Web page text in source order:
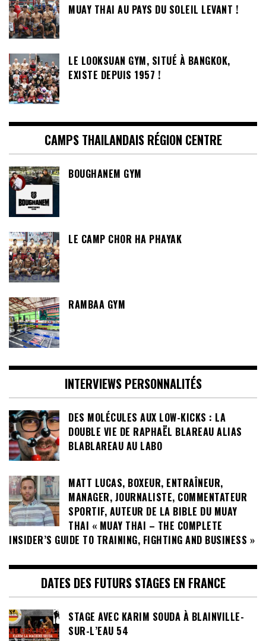
MUAY THAI AU PAYS DU SOLEIL LEVANT !
LE LOOKSUAN GYM, SITUÉ À BANGKOK,
EXISTE DEPUIS 1957 !
CAMPS THAILANDAIS RÉGION CENTRE
BOUGHANEM GYM
LE CAMP CHOR HA PHAYAK
RAMBAA GYM
INTERVIEWS PERSONNALITÉS
DES MOLÉCULES AUX LOW-KICKS : LA
DOUBLE VIE DE RAPHAËL BLAREAU ALIAS
BLABLAREAU AU LABO
MATT LUCAS, BOXEUR, ENTRAÎNEUR,
MANAGER, JOURNALISTE, COMMENTATEUR
SPORTIF, AUTEUR DE LA BIBLE DU MUAY
THAI « MUAY THAI – THE COMPLETE
INSIDER’S GUIDE TO TRAINING, FIGHTING AND BUSINESS »
DATES DES FUTURS STAGES EN FRANCE
STAGE AVEC KARIM SOUDA À BLAINVILLE-
SUR-L’EAU 54